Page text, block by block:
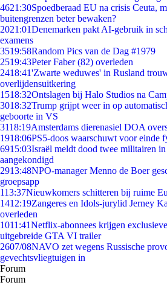
4621:30Spoedberaad EU na crisis Ceuta,
buitengrenzen beter bewaken?
2021:01Denemarken pakt AI-gebruik in
examens
3519:58Random Pics van de Dag #1979
2519:43Peter Faber (82) overleden
2418:41'Zwarte weduwes' in Rusland
overlijdensuitkering
1518:32Ontslagen bij Halo Studios na
3018:32Trump grijpt weer in op
geboorte in VS
3118:19Amsterdams dierenasiel DOA
1918:06PS5-doos waarschuwt voor einde
6915:03Israël meldt dood twee militairen
aangekondigd
2913:48NPO-manager Menno de Boer
groepsapp
113:37Nieuwkomers schitteren bij ruime
1412:19Zangeres en Idols-jurylid Jerney
overleden
1011:41Netflix-abonnees krijgen
uitgebreide GTA VI trailer
2607/08NAVO zet wegens Russische
gevechtsvliegtuigen in
Forum
Forum